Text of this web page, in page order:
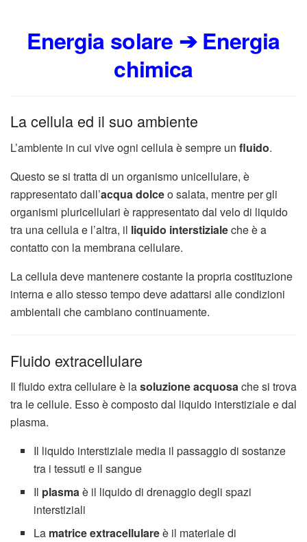
Energia solare ➔ Energia
chimica
La cellula ed il suo ambiente
L’ambiente in cui vive ogni cellula è sempre un fluido.
Questo se si tratta di un organismo unicellulare, è
rappresentato dall’acqua dolceo salata, mentre per gli
organismi pluricellulari è rappresentato dal velo di liquido
tra una cellula e l’altra, il liquido interstizialeche è a
contatto con la membrana cellulare.
La cellula deve mantenere costante la propria costituzione
interna e allo stesso tempo deve adattarsi alle condizioni
ambientali che cambiano continuamente.
Fluido extracellulare
Il fluido extra cellulare è lasoluzione acquosache si trova
tra le cellule. Esso è composto dal liquido interstiziale e dal
plasma.
Il liquido interstiziale media il passaggio di sostanze
tra i tessuti e il sangue
Il plasmaè il liquido di drenaggio degli spazi
interstiziali
La matrice extracellulareè il materiale di